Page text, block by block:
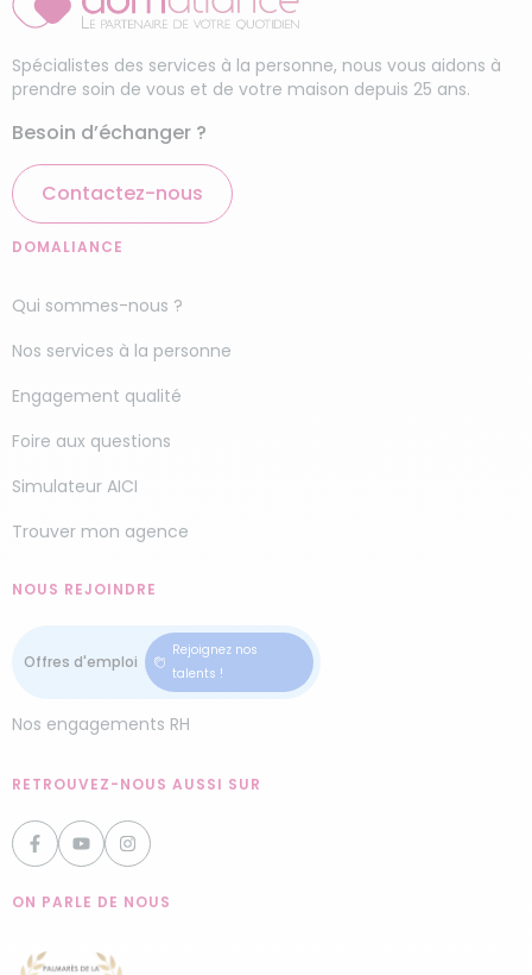
Spécialistes des services à la personne, nous vous aidons à
prendre soin de vous et de votre maison depuis 25 ans.
Besoin d’échanger ?
Contactez-nous
DOMALIANCE
Qui sommes-nous ?
Nos services à la personne
Engagement qualité
Foire aux questions
Simulateur AICI
Trouver mon agence
NOUS REJOINDRE
Rejoignez nos
talents !
Nos engagements RH
RETROUVEZ-NOUS AUSSI SUR
ON PARLE DE NOUS